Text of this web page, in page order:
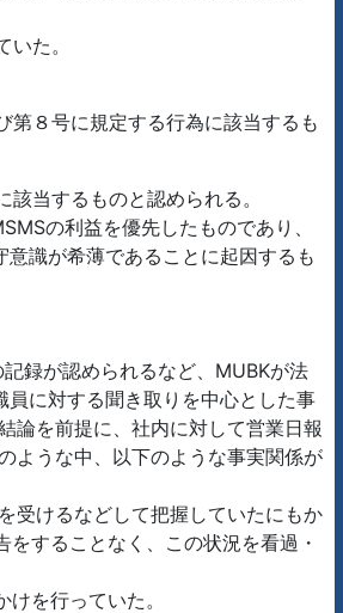
た。
８号に規定する行為に該当するも
当するものと認められる。
の利益を優先したものであり、
識が希薄であることに起因するも
録が認められるなど、MUBKが法
に対する聞き取りを中心とした事
論を前提に、社内に対して営業日報
ような中、以下のような事実関係が
けるなどして把握していたにもか
することなく、この状況を看過・
を行っていた。